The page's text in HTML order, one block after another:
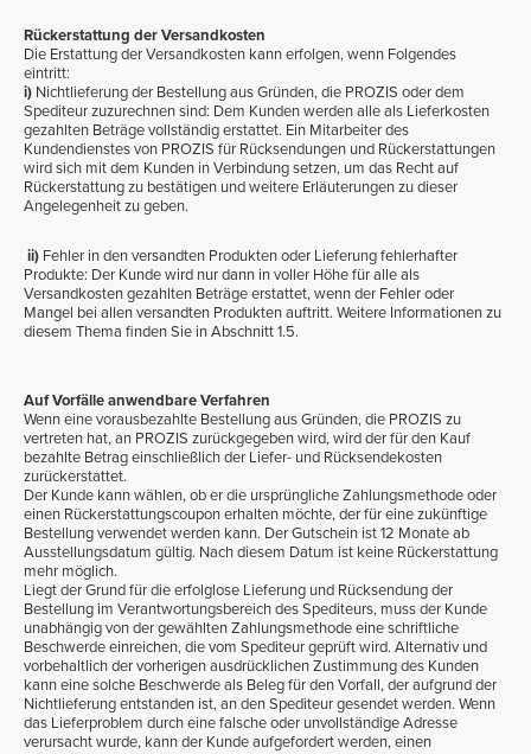
Rückerstattung der Versandkosten
Die Erstattung der Versandkosten kann erfolgen, wenn Folgendes
eintritt:
i) Nichtlieferung der Bestellung aus Gründen, die PROZIS oder dem
Spediteur zuzurechnen sind: Dem Kunden werden alle als Lieferkosten
gezahlten Beträge vollständig erstattet. Ein Mitarbeiter des
Kundendienstes von PROZIS für Rücksendungen und Rückerstattungen
wird sich mit dem Kunden in Verbindung setzen, um das Recht auf
Rückerstattung zu bestätigen und weitere Erläuterungen zu dieser
Angelegenheit zu geben.
ii) Fehler in den versandten Produkten oder Lieferung fehlerhafter
Produkte: Der Kunde wird nur dann in voller Höhe für alle als
Versandkosten gezahlten Beträge erstattet, wenn der Fehler oder
Mangel bei allen versandten Produkten auftritt. Weitere Informationen zu
diesem Thema finden Sie in Abschnitt 1.5.
Auf Vorfälle anwendbare Verfahren
Wenn eine vorausbezahlte Bestellung aus Gründen, die PROZIS zu
vertreten hat, an PROZIS zurückgegeben wird, wird der für den Kauf
bezahlte Betrag einschließlich der Liefer- und Rücksendekosten
zurückerstattet.
Der Kunde kann wählen, ob er die ursprüngliche Zahlungsmethode oder
einen Rückerstattungscoupon erhalten möchte, der für eine zukünftige
Bestellung verwendet werden kann. Der Gutschein ist 12 Monate ab
Ausstellungsdatum gültig. Nach diesem Datum ist keine Rückerstattung
mehr möglich.
Liegt der Grund für die erfolglose Lieferung und Rücksendung der
Bestellung im Verantwortungsbereich des Spediteurs, muss der Kunde
unabhängig von der gewählten Zahlungsmethode eine schriftliche
Beschwerde einreichen, die vom Spediteur geprüft wird. Alternativ und
vorbehaltlich der vorherigen ausdrücklichen Zustimmung des Kunden
kann eine solche Beschwerde als Beleg für den Vorfall, der aufgrund der
Nichtlieferung entstanden ist, an den Spediteur gesendet werden. Wenn
das Lieferproblem durch eine falsche oder unvollständige Adresse
verursacht wurde, kann der Kunde aufgefordert werden, einen